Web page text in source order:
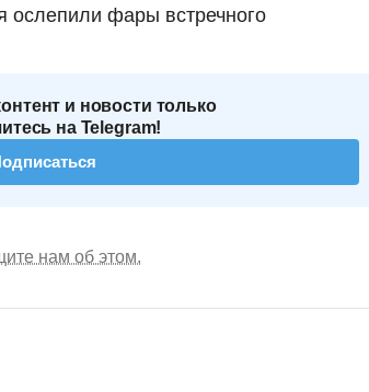
ослепили фары встречного
и новости только
на Telegram!
нам об этом.